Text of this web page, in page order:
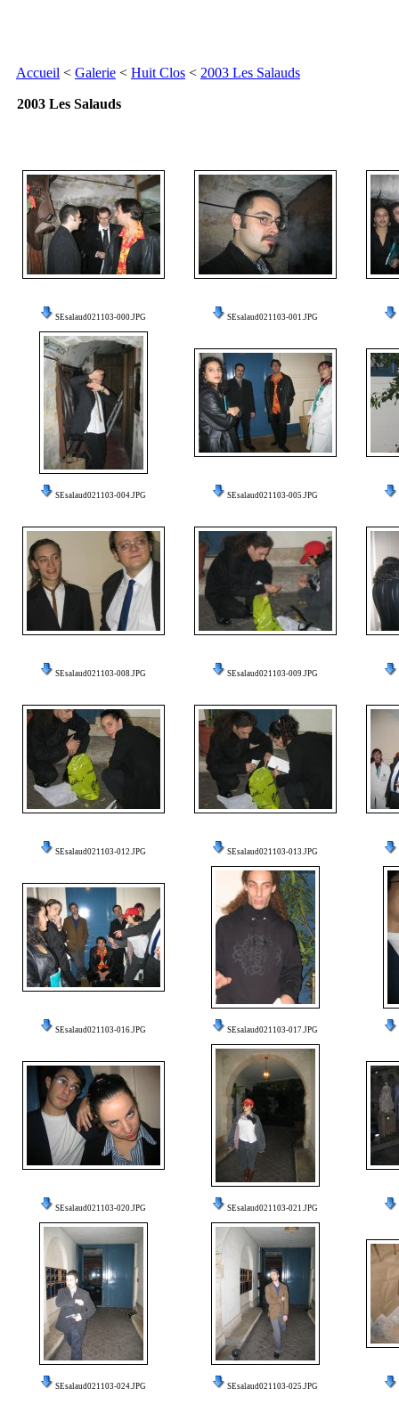
Accueil < Galerie < Huit Clos < 2003 Les Salauds
2003 Les Salauds
SEsalaud021103-000.JPG SEsalaud021103-001.JPG
SEsalaud021103-004.JPG SEsalaud021103-005.JPG
SEsalaud021103-008.JPG SEsalaud021103-009.JPG
SEsalaud021103-012.JPG SEsalaud021103-013.JPG
SEsalaud021103-016.JPG SEsalaud021103-017.JPG
SEsalaud021103-020.JPG SEsalaud021103-021.JPG
SEsalaud021103-024.JPG SEsalaud021103-025.JPG